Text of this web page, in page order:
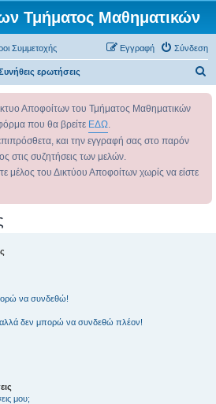
Τμήματος Μαθηματικών
Συμμετοχής Σύνδεση
Εγγραφή
ερωτήσεις
σ
Αποφοίτων του Τμήματος Μαθηματικών
που θα βρείτε ΕΔΩ.
και την εγγραφή σας στο παρόν
στις συζητήσεις των μελών.
μέλος του Δικτύου Αποφοίτων χωρίς να είστε
να συνδεθώ!
δεν μπορώ να συνδεθώ πλέον!
μου;